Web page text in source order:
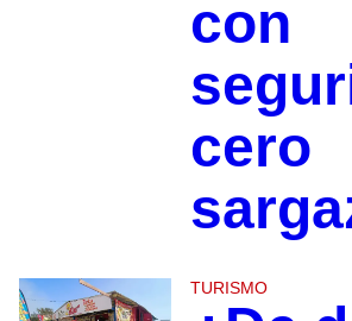
con
cero
TURISMO